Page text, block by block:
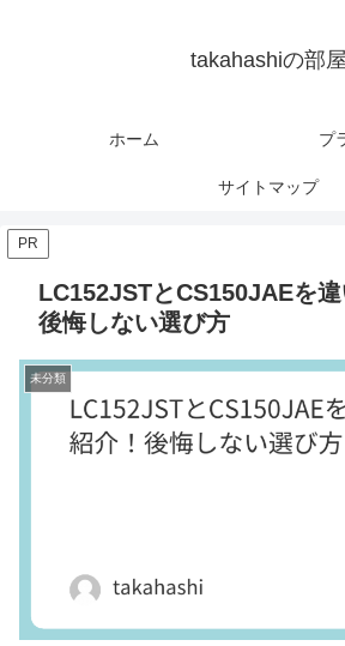
takahashiの部屋
ホーム プ
サイトマップ
PR
LC152JSTとCS150JAEを違
後悔しない選び方
未分類